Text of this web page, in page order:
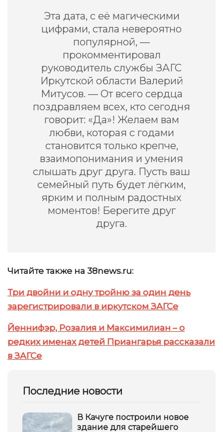
Эта дата, с её магическими
цифрами, стала невероятно
популярной, —
прокомментировал
руководитель службы ЗАГС
Иркутской области Валерий
Митусов. — От всего сердца
поздравляем всех, кто сегодня
говорит: «Да»! Желаем вам
любви, которая с годами
становится только крепче,
взаимопонимания и умения
слышать друг друга. Пусть ваш
семейный путь будет лёгким,
ярким и полным радостных
моментов! Берегите друг
друга.
Читайте также на 38news.ru:
Три двойни и одну тройню за один день
зарегистрировали в иркутском ЗАГСе
Йеннифэр, Розалия и Максимилиан – о
редких именах детей Приангарья рассказали
в ЗАГСе
Последние новости
В Качуге построили новое
здание для старейшего